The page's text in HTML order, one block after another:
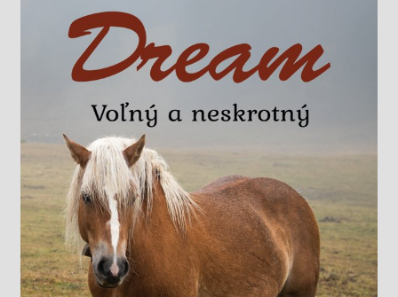
Pripravujeme
Kontakt